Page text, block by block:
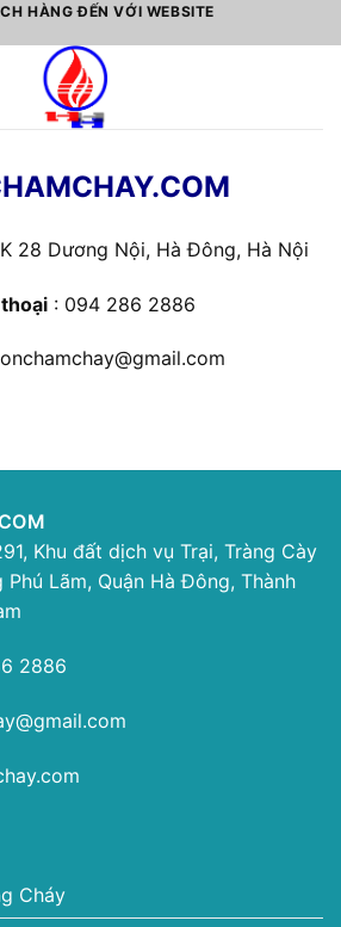
HÀNG ĐẾN VỚI WEBSITE
28 Dương Nội, Hà Đông, Hà Nội
: 094 286 2886
Khu đất dịch vụ Trại, Tràng Cày
Phú Lãm, Quận Hà Đông, Thành
2886
Cháy